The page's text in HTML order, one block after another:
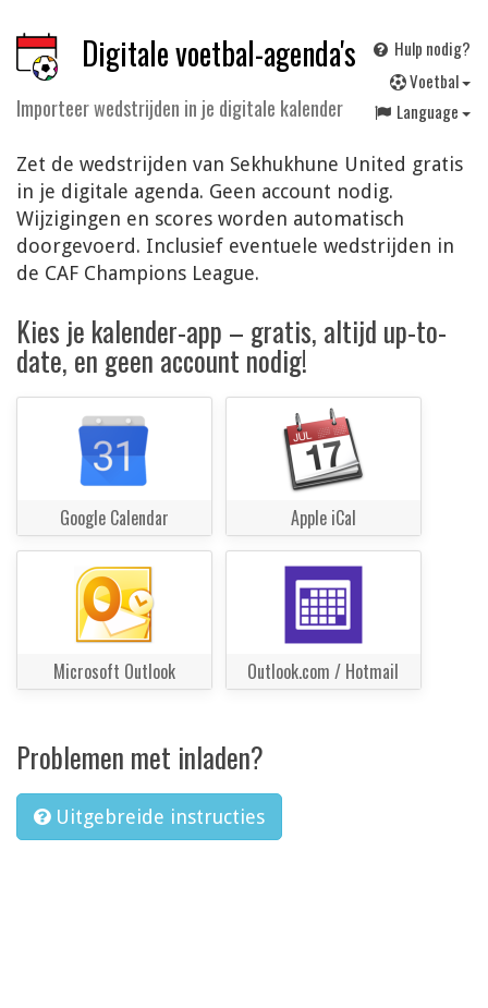
Digitale voetbal-agenda's
Importeer wedstrijden in je digitale kalender
Hulp nodig?
Voetbal
Language
Zet de wedstrijden van Sekhukhune United gratis
in je digitale agenda. Geen account nodig.
Wijzigingen en scores worden automatisch
doorgevoerd. Inclusief eventuele wedstrijden in
de CAF Champions League.
Kies je kalender-app – gratis, altijd up-to-
date, en geen account nodig!
Google Calendar Apple iCal
Microsoft Outlook Outlook.com / Hotmail
Problemen met inladen?
Uitgebreide instructies